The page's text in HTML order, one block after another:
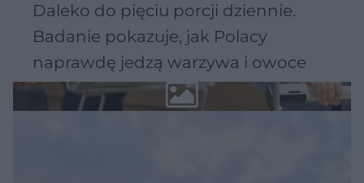
Daleko do pięciu porcji dziennie.
Badanie pokazuje, jak Polacy
naprawdę jedzą warzywa i owoce